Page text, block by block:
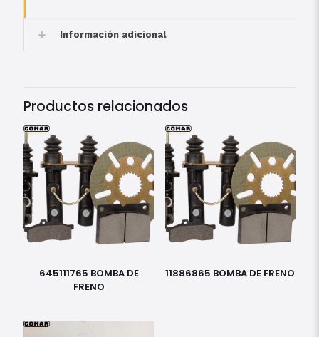
Información adicional
Productos relacionados
645111765 BOMBA DE
FRENO
11886865 BOMBA DE FRENO